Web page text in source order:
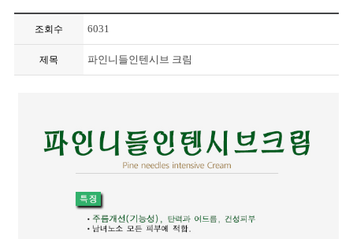
조회수 6031
제목 파인니들인텐시브 크림